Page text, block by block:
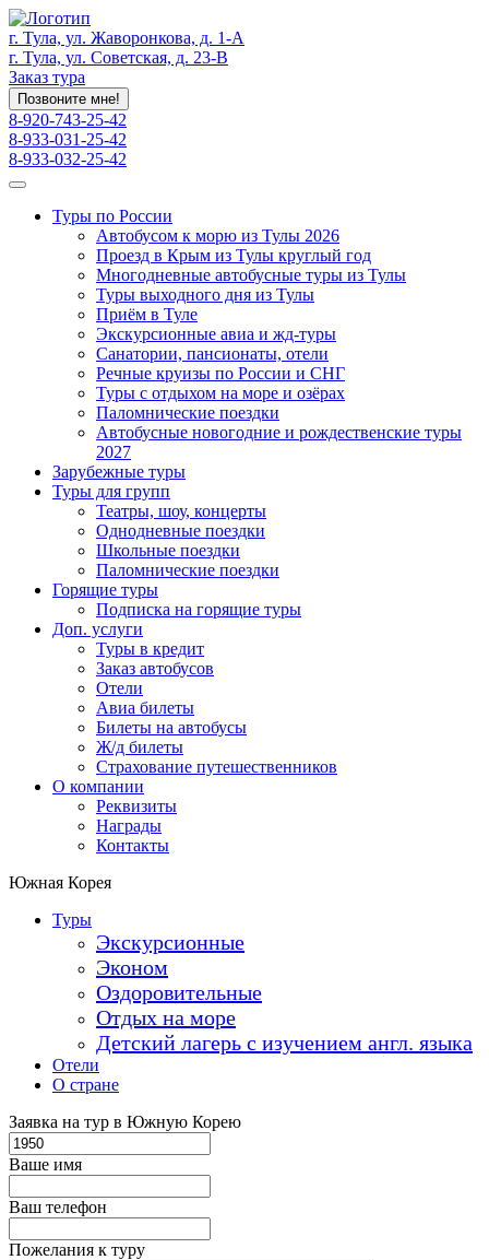
г. Тула, ул. Жаворонкова, д. 1-А
г. Тула, ул. Советская, д. 23-В
Заказ тура
Позвоните мне!
8-920-743-25-42
8-933-031-25-42
8-933-032-25-42
Туры по России
Автобусом к морю из Тулы 2026
Проезд в Крым из Тулы круглый год
Многодневные автобусные туры из Тулы
Туры выходного дня из Тулы
Приём в Туле
Экскурсионные авиа и жд-туры
Санатории, пансионаты, отели
Речные круизы по России и СНГ
Туры с отдыхом на море и озёрах
Паломнические поездки
Автобусные новогодние и рождественские туры
2027
Зарубежные туры
Туры для групп
Театры, шоу, концерты
Однодневные поездки
Школьные поездки
Паломнические поездки
Горящие туры
Подписка на горящие туры
Доп. услуги
Туры в кредит
Заказ автобусов
Отели
Авиа билеты
Билеты на автобусы
Ж/д билеты
Страхование путешественников
О компании
Реквизиты
Награды
Контакты
Южная Корея
Туры
Экскурсионные
Эконом
Оздоровительные
Отдых на море
Детский лагерь с изучением англ. языка
Отели
О стране
Заявка на тур в Южную Корею
Ваше имя
Ваш телефон
Пожелания к туру